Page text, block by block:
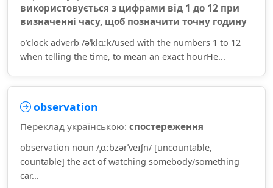
використовується з цифрами від 1 до 12 при
визначенні часу, щоб позначити точну годину
o’clock adverb /əˈklɑːk/used with the numbers 1 to 12
when telling the time, to mean an exact hourHe...
observation
Переклад українською: спостереження
observation noun /ˌɑːbzərˈveɪʃn/ [uncountable,
countable] the act of watching somebody/something
car...